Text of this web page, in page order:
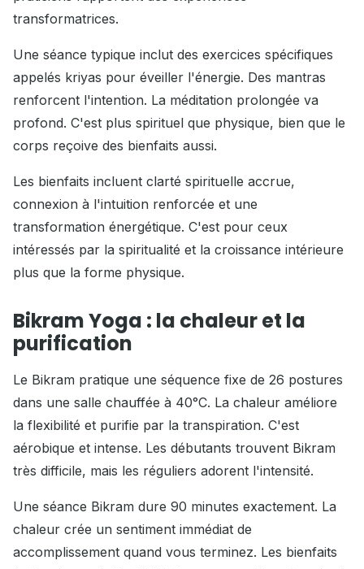
transformatrices.
Une séance typique inclut des exercices spécifiques
appelés kriyas pour éveiller l'énergie. Des mantras
renforcent l'intention. La méditation prolongée va
profond. C'est plus spirituel que physique, bien que le
corps reçoive des bienfaits aussi.
Les bienfaits incluent clarté spirituelle accrue,
connexion à l'intuition renforcée et une
transformation énergétique. C'est pour ceux
intéressés par la spiritualité et la croissance intérieure
plus que la forme physique.
Bikram Yoga : la chaleur et la
purification
Le Bikram pratique une séquence fixe de 26 postures
dans une salle chauffée à 40°C. La chaleur améliore
la flexibilité et purifie par la transpiration. C'est
aérobique et intense. Les débutants trouvent Bikram
très difficile, mais les réguliers adorent l'intensité.
Une séance Bikram dure 90 minutes exactement. La
chaleur crée un sentiment immédiat de
accomplissement quand vous terminez. Les bienfaits